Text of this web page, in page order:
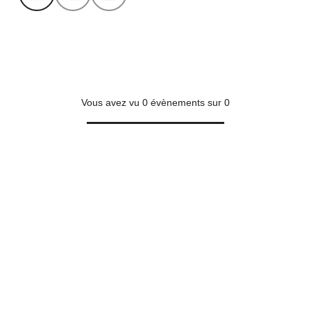
Vous avez vu 0 évènements sur 0